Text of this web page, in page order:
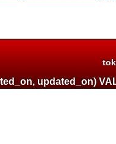
updated_on)